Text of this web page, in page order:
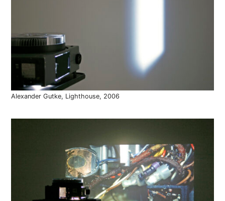
Alexander Gutke, Lighthouse, 2006